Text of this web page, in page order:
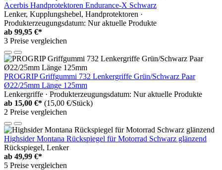
Acerbis Handprotektoren Endurance-X Schwarz
Lenker, Kupplungshebel, Handprotektoren ·
Produkterzeugungsdatum: Nur aktuelle Produkte
ab 99,95 €*
3 Preise vergleichen
PROGRIP Griffgummi 732 Lenkergriffe Grün/Schwarz Paar
Ø22/25mm Länge 125mm
Lenkergriffe · Produkterzeugungsdatum: Nur aktuelle Produkte
ab 15,00 €* (15,00 €/Stück)
2 Preise vergleichen
Highsider Montana Rückspiegel für Motorrad Schwarz glänzend
Rückspiegel, Lenker
ab 49,99 €*
5 Preise vergleichen